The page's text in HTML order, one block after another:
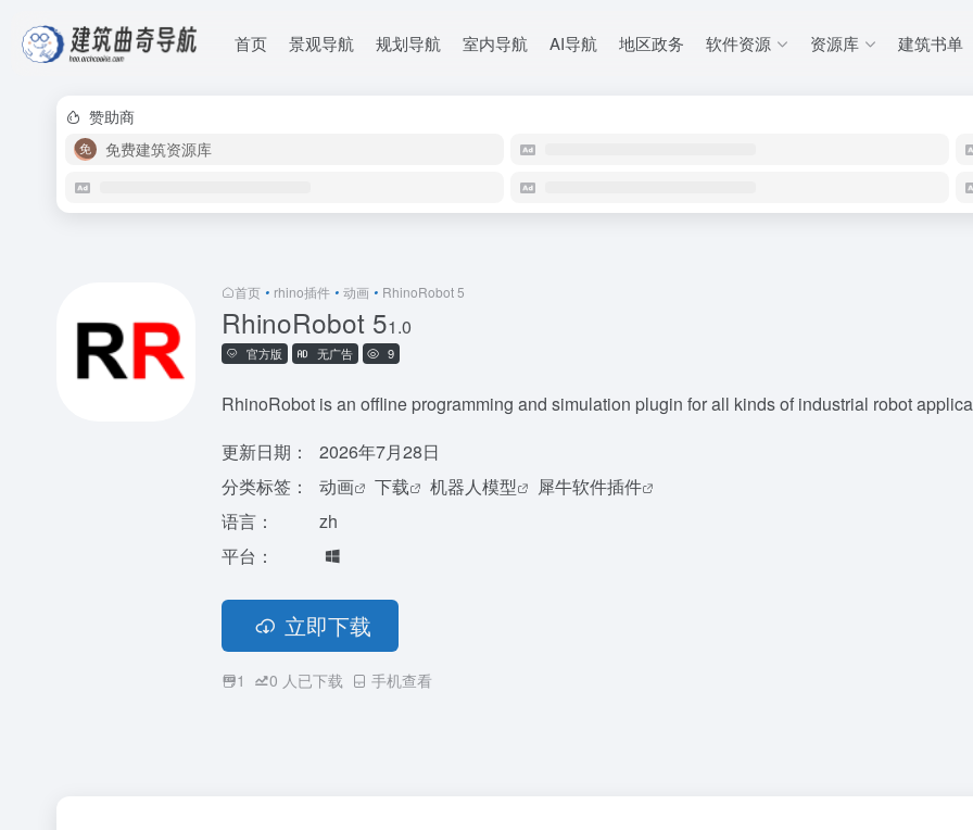
首页 景观导航 规划导航 室内导航 AI导航 地区政务 软件资源 资源库 建筑书单
赞助商
免费建筑资源库
首页 • rhino插件 • 动画 • RhinoRobot 5
RhinoRobot 51.0
官方版 无广告 9
RhinoRobot is an offline programming and simulation plugin for all kinds of industrial robot
更新日期：
2026年7月28日
分类标签：
动画 下载 机器人模型
犀牛软件插件
语言：
zh
平台：
立即下载
1 0 人已下载 手机查看